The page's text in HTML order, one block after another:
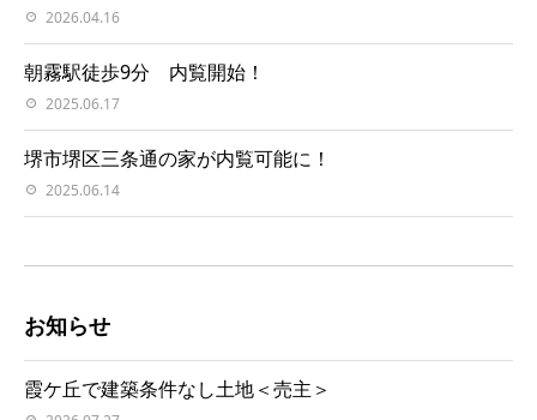
2026.04.16
朝霧駅徒歩9分 内覧開始！
2025.06.17
堺市堺区三条通の家が内覧可能に！
2025.06.14
お知らせ
霞ケ丘で建築条件なし土地＜売主＞